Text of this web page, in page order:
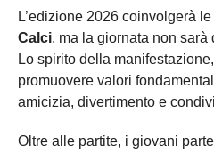
L’edizione 2026 coinvolgerà
Calci, ma la giornata non
Lo spirito della
promuovere valori
amicizia, divertimento e
Oltre alle partite, i giovani